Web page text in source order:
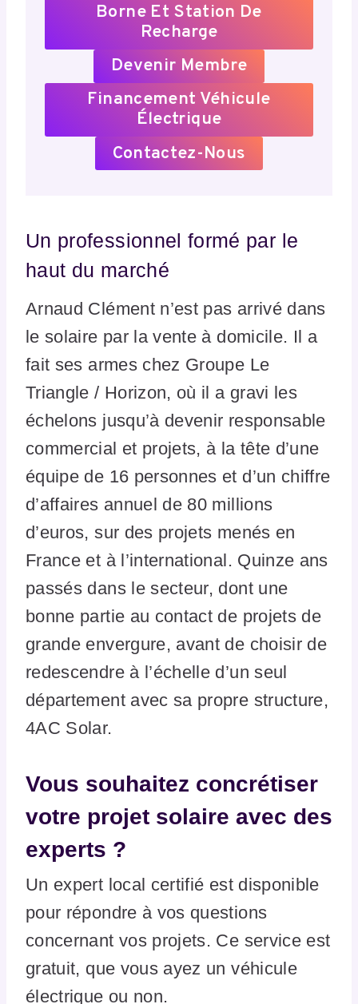
Borne Et Station De
Recharge
Devenir Membre
Financement Véhicule
Électrique
Contactez-Nous
Un professionnel formé par le
haut du marché
Arnaud Clément n’est pas arrivé dans
le solaire par la vente à domicile. Il a
fait ses armes chez Groupe Le
Triangle / Horizon, où il a gravi les
échelons jusqu’à devenir responsable
commercial et projets, à la tête d’une
équipe de 16 personnes et d’un chiffre
d’affaires annuel de 80 millions
d’euros, sur des projets menés en
France et à l’international. Quinze ans
passés dans le secteur, dont une
bonne partie au contact de projets de
grande envergure, avant de choisir de
redescendre à l’échelle d’un seul
département avec sa propre structure,
4AC Solar.
Vous souhaitez concrétiser
votre projet solaire avec des
experts ?
Un expert local certifié est disponible
pour répondre à vos questions
concernant vos projets. Ce service est
gratuit, que vous ayez un véhicule
électrique ou non.